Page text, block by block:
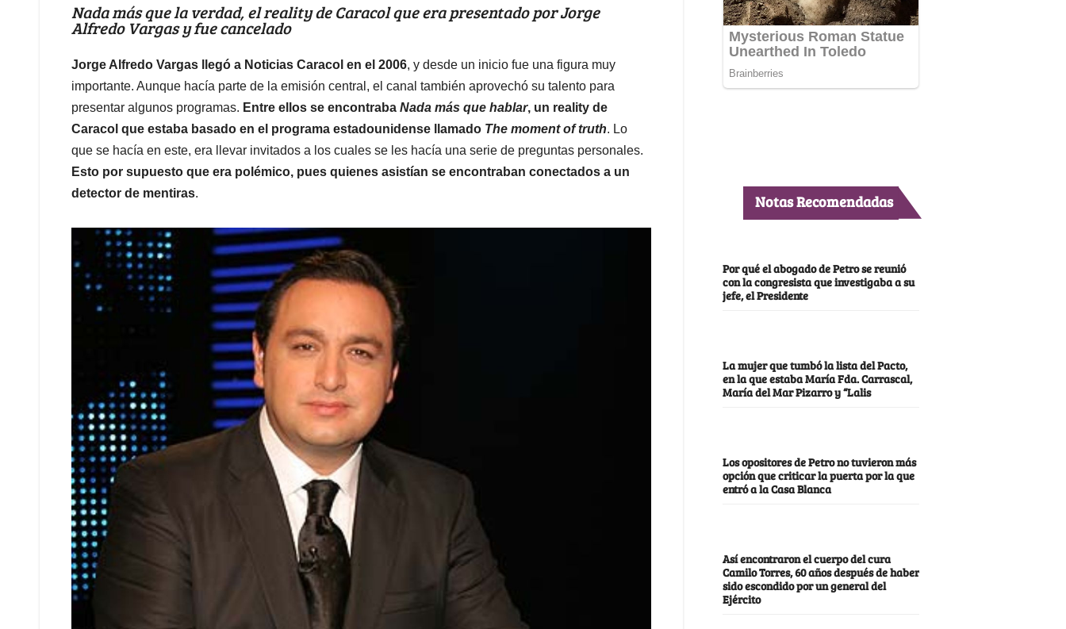
Nada más que la verdad, el reality de Caracol que era presentado por Jorge
Alfredo Vargas y fue cancelado
Jorge Alfredo Vargas llegó a Noticias Caracol en el 2006, y desde un inicio fue una figura muy
importante. Aunque hacía parte de la emisión central, el canal también aprovechó su talento para
presentar algunos programas. Entre ellos se encontraba Nada más que hablar, un reality de
Caracol que estaba basado en el programa estadounidense llamado The moment of truth. Lo
que se hacía en este, era llevar invitados a los cuales se les hacía una serie de preguntas personales.
Esto por supuesto que era polémico, pues quienes asistían se encontraban conectados a un
detector de mentiras. Notas Recomendadas
Por qué el abogado de Petro se reunió
con la congresista que investigaba a su
jefe, el Presidente
La mujer que tumbó la lista del Pacto,
en la que estaba María Fda. Carrascal,
María del Mar Pizarro y “Lalis
Los opositores de Petro no tuvieron más
opción que criticar la puerta por la que
entró a la Casa Blanca
Así encontraron el cuerpo del cura
Camilo Torres, 60 años después de haber
sido escondido por un general del
Ejército